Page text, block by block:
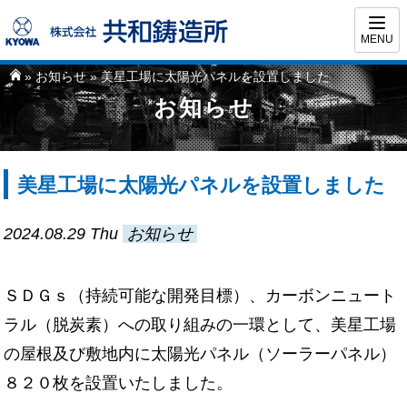
MENU
お知らせ
»お知らせ» 美星工場に太陽光パネルを設置しました
美星工場に太陽光パネルを設置しました
2024.08.29 Thu お知らせ
ＳＤＧｓ（持続可能な開発目標）、カーボンニュート
ラル（脱炭素）への取り組みの一環として、美星工場
の屋根及び敷地内に太陽光パネル（ソーラーパネル）
８２０枚を設置いたしました。